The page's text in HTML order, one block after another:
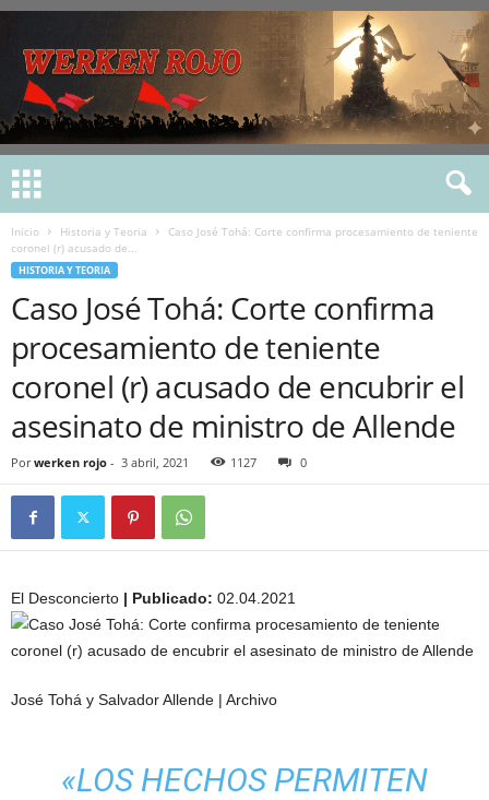
Inicio Historia y Teoria
Caso José Tohá: Corte confirma procesamiento de teniente
coronel (r) acusado de...
HISTORIA Y TEORIA
Caso José Tohá: Corte confirma
procesamiento de teniente
coronel (r) acusado de encubrir el
asesinato de ministro de Allende
Por werken rojo - 3 abril, 2021 1127 0
El Desconcierto | Publicado: 02.04.2021
José Tohá y Salvador Allende | Archivo
«LOS HECHOS PERMITEN